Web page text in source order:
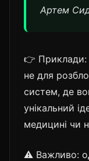
Артем
👉 Приклади:
не для
систем, де
унікальний
медицині чи
⚠️ Важливо: